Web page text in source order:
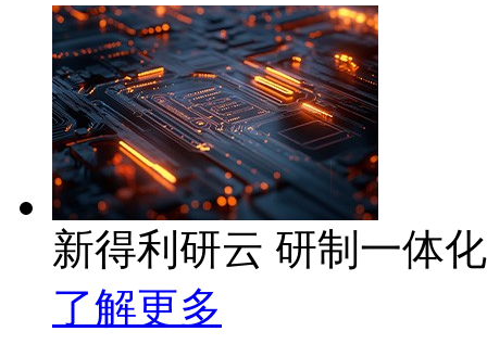
新得利研云 研制一体
了解更多